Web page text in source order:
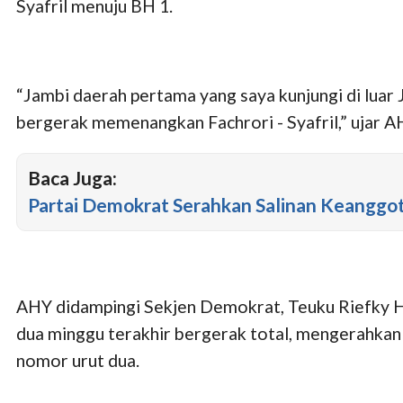
Syafril menuju BH 1.
“Jambi daerah pertama yang saya kunjungi di
bergerak memenangkan Fachrori - Syafril,” ujar
Baca Juga:
Partai Demokrat Serahkan Salinan
AHY didampingi Sekjen Demokrat, Teuku Riefky
dua minggu terakhir bergerak total,
nomor urut dua.